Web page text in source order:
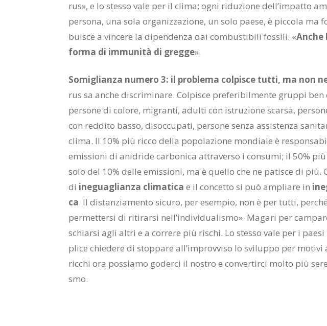
rus», e lo stes­so vale per il cli­ma: ogni ri­du­zio­ne del­l’im­pat­to
per­so­na, una sola or­ga­niz­za­zio­ne, un solo pae­se, è pic­co­la ma
bui­sce a vin­ce­re la di­pen­den­za dai com­bu­sti­bi­li fos­si­li. «An­che
for­ma di im­mu­ni­tà di greg­ge».
So­mi­glian­za nu­me­ro 3: il pro­ble­ma col­pi­sce tut­ti, ma non
rus sa an­che di­scri­mi­na­re. Col­pi­sce pre­fe­ri­bil­men­te grup­pi
per­so­ne di co­lo­re, mi­gran­ti, adul­ti con istru­zio­ne scar­sa,
con red­di­to bas­so, di­soc­cu­pa­ti, per­so­ne sen­za as­si­sten­za
cli­ma. Il 10% più ric­co del­la po­po­la­zio­ne mon­dia­le è
emis­sio­ni di ani­dri­de car­bo­ni­ca at­tra­ver­so i con­su­mi; il 50%
solo del 10% del­le emis­sio­ni, ma è quel­lo che ne pa­ti­sce di più.
di ine­gua­glian­za cli­ma­ti­ca e il con­cet­to si può am­plia­re in
ca. Il di­stan­zia­men­to si­cu­ro, per esem­pio, non è per tut­ti,
per­met­ter­si di ri­ti­rar­si nel­l’in­di­vi­dua­li­smo». Ma­ga­ri per
schiar­si agli al­tri e a cor­re­re più ri­schi. Lo stes­so vale per i
pli­ce chie­de­re di stop­pa­re al­l’im­prov­vi­so lo svi­lup­po per
ric­chi ora pos­sia­mo go­der­ci il no­stro e con­ver­tir­ci mol­to più
smo.